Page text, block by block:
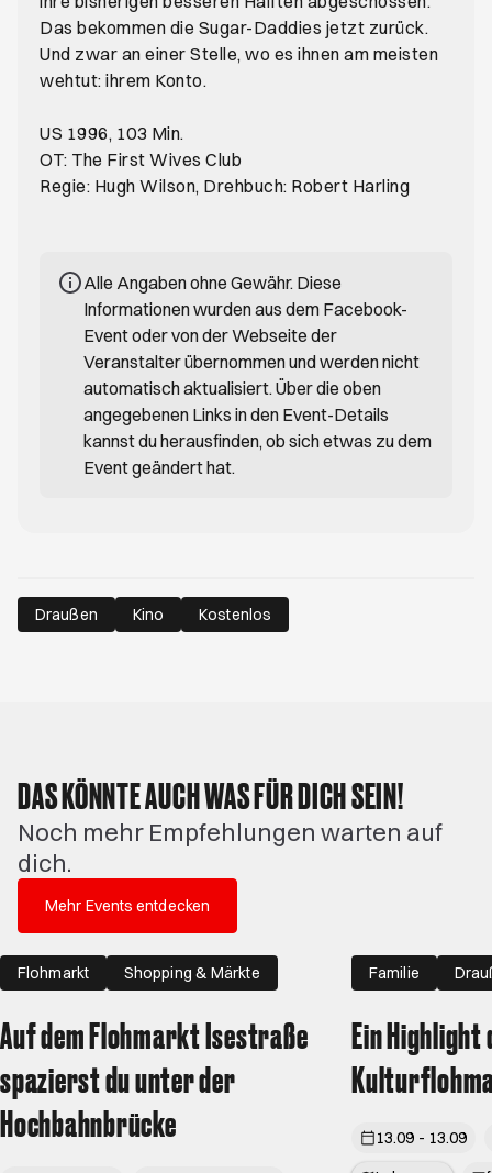
Das bekommen die Sugar-Daddies jetzt zurück.
Und zwar an einer Stelle, wo es ihnen am meisten
wehtut: ihrem Konto.
US 1996, 103 Min.
OT: The First Wives Club
Regie: Hugh Wilson, Drehbuch: Robert Harling
Alle Angaben ohne Gewähr. Diese
Informationen wurden aus dem Facebook-
Event oder von der Webseite der
Veranstalter übernommen und werden nicht
automatisch aktualisiert. Über die oben
angegebenen Links in den Event-Details
kannst du herausfinden, ob sich etwas zu dem
Event geändert hat.
Draußen Kino Kostenlos
DAS KÖNNTE AUCH WAS FÜR DICH SEIN!
Noch mehr Empfehlungen warten auf
dich.
Mehr Events entdecken
Flohmarkt
Shopping & Märkte
Auf dem Flohmarkt Isestraße
spazierst du unter der
Hochbahnbrücke
Familie
Ein Highlight
13.09 - 13.09